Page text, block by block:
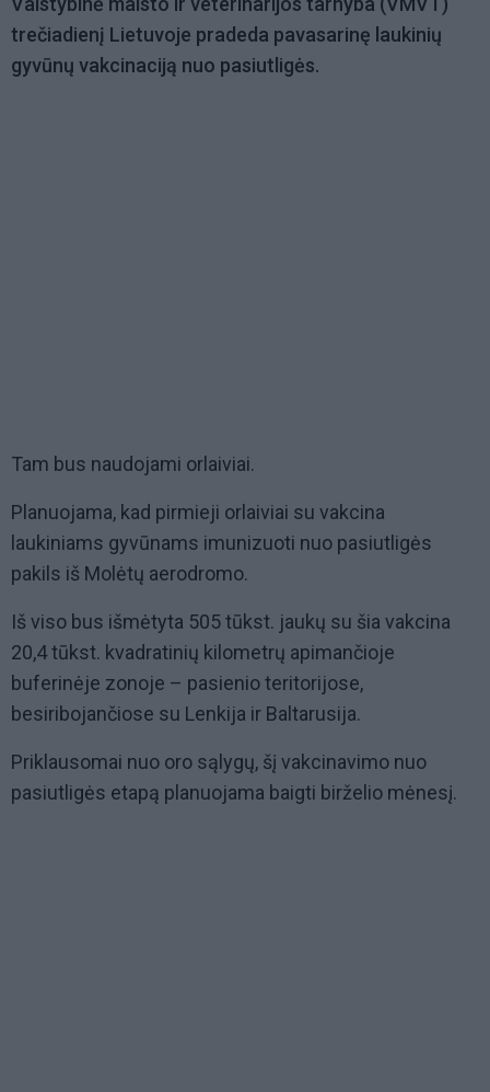
trečiadienį Lietuvoje pradeda pavasarinę laukinių
gyvūnų vakcinaciją nuo pasiutligės.
Tam bus naudojami orlaiviai.
Planuojama, kad pirmieji orlaiviai su vakcina
laukiniams gyvūnams imunizuoti nuo pasiutligės
pakils iš Molėtų aerodromo.
Iš viso bus išmėtyta 505 tūkst. jaukų su šia vakcina
20,4 tūkst. kvadratinių kilometrų apimančioje
buferinėje zonoje – pasienio teritorijose,
besiribojančiose su Lenkija ir Baltarusija.
Priklausomai nuo oro sąlygų, šį vakcinavimo nuo
pasiutligės etapą planuojama baigti birželio mėnesį.